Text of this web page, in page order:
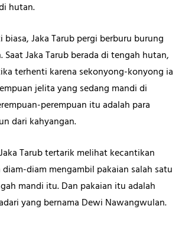
hutan.
biasa, Jaka Tarub pergi berburu burung
Jaka Tarub berada di tengah hutan,
terhenti karena sekonyong-konyong ia
jelita yang sedang mandi di
perempuan itu adalah para
dari kahyangan.
Tarub tertarik melihat kecantikan
diam-diam mengambil pakaian salah satu
mandi itu. Dan pakaian itu adalah
yang bernama Dewi Nawangwulan.